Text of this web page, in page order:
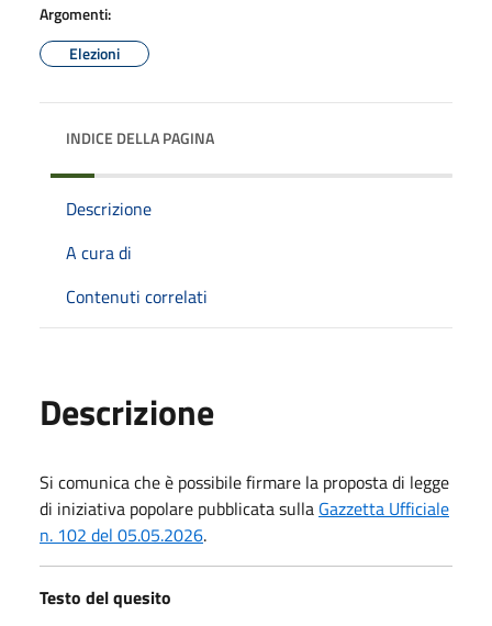
Argomenti:
Elezioni
INDICE DELLA PAGINA
Descrizione
A cura di
Contenuti correlati
Descrizione
Si comunica che è possibile firmare la proposta di legge
di iniziativa popolare pubblicata sulla Gazzetta Ufficiale
n. 102 del 05.05.2026.
Testo del quesito